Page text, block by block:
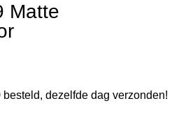
Matte
dezelfde dag verzonden!